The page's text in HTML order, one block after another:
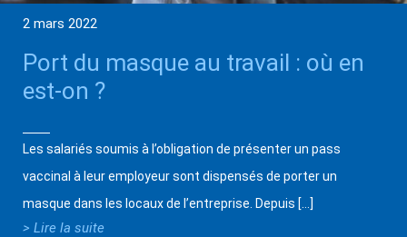
2 mars 2022
Port du masque au travail : où en
est-on ?
Les salariés soumis à l’obligation de présenter un pass
vaccinal à leur employeur sont dispensés de porter un
masque dans les locaux de l’entreprise. Depuis […]
> Lire la suite